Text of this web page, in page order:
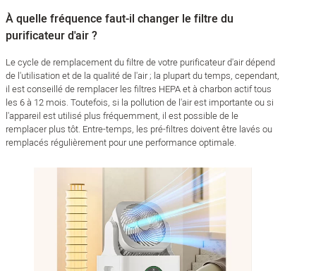
À quelle fréquence faut-il changer le filtre du
purificateur d'air ?
Le cycle de remplacement du filtre de votre purificateur d'air dépend
de l'utilisation et de la qualité de l'air ; la plupart du temps, cependant,
il est conseillé de remplacer les filtres HEPA et à charbon actif tous
les 6 à 12 mois. Toutefois, si la pollution de l'air est importante ou si
l'appareil est utilisé plus fréquemment, il est possible de le
remplacer plus tôt. Entre-temps, les pré-filtres doivent être lavés ou
remplacés régulièrement pour une performance optimale.